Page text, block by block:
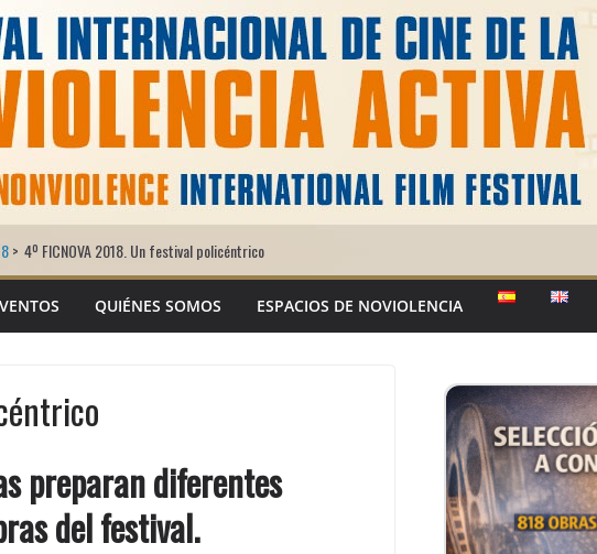
> 4º FICNOVA 2018. Un festival policéntrico
QUIÉNES SOMOS ESPACIOS DE NOVIOLENCIA
preparan diferentes
del festival.